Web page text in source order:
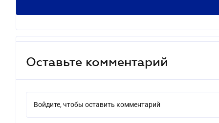
Оставьте комментарий
Войдите, чтобы оставить комментарий